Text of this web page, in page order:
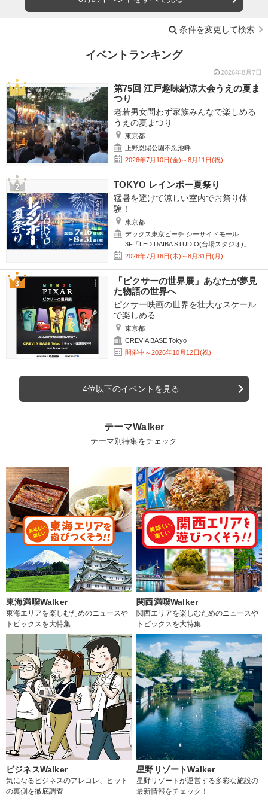
条件を変更して検索
イベントランキング
2026年8月7日
第75回 江戸趣味納涼大会うえの夏ま
つり
老若男女問わず家族みんなで楽しめる
うえの夏まつり
東京都
上野恩賜公園不忍池畔
2026年7月10日(金)～8月11日(祝)
TOKYO レインボー夏祭り
猛暑を避けて涼しい室内でお祭り体
験！
東京都
デックス東京ビーチ シーサイドモール
3F「LED DAIBA STUDIO(台場スタジオ)」
2026年7月16日(木)～8月31日(月)
「ピクサーの世界展」あなたが夢見
た物語の世界へ
ピクサー映画の世界を壮大なスケール
で楽しめる
東京都
CREVIA BASE Tokyo
開催中～2026年10月12日(祝)
4位以下のイベントを見る
テーマWalker
テーマ別特集をチェック
東海満喫Walker
東海エリアを楽しむためのニュースや
トピックスを大特集
関西満喫Walker
関西エリアを楽しむためのニュースや
トピックスを大特集
ビジネスWalker
気になるビジネスのアレコレ、ヒット
の裏側を徹底調査
星野リゾートWalker
星野リゾートが運営する多彩な施設の
最新情報をチェック！